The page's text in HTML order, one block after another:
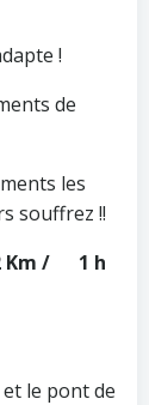
!
de
les
souffrez !!
Km / 1 h
et le pont de